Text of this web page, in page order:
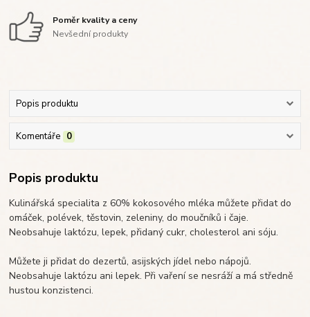
Poměr kvality a ceny
Nevšední produkty
Popis produktu
Komentáře 0
Popis produktu
Kulinářská specialita z 60% kokosového mléka můžete přidat do
omáček, polévek, těstovin, zeleniny, do moučníků i čaje.
Neobsahuje laktózu, lepek, přidaný cukr, cholesterol ani sóju.
Můžete ji přidat do dezertů, asijských jídel nebo nápojů.
Neobsahuje laktózu ani lepek. Při vaření se nesráží a má středně
hustou konzistenci.